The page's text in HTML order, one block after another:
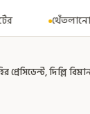
রড!
দিল্লি